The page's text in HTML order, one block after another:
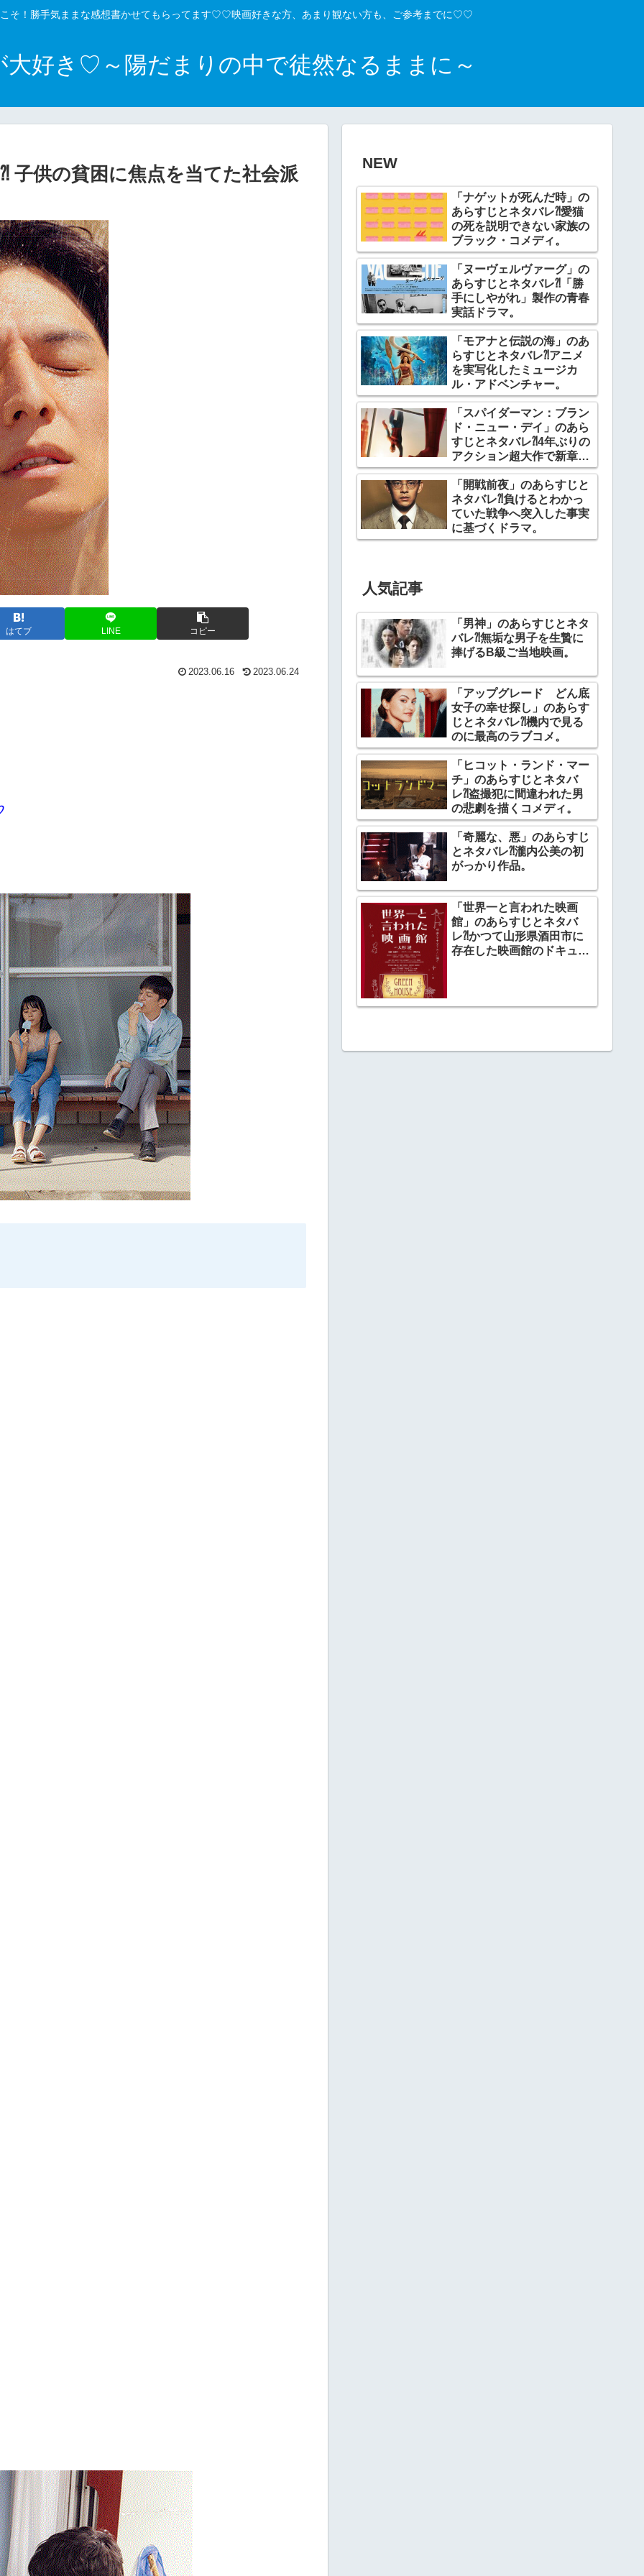
そ！勝手気ままな感想書かせてもらってます♡♡映画好きな方、あまり観ない方も、ご参考までに♡♡
大好き♡～陽だまりの中で徒然なるままに～
子供の貧困に焦点を当てた社会派
はてブ LINE コピー
2023.06.16 2023.06.24
NEW
「ナゲットが死んだ時」の
あらすじとネタバレ⁈愛猫
の死を説明できない家族の
ブラック・コメディ。
「ヌーヴェルヴァーグ」の
あらすじとネタバレ⁈「勝
手にしやがれ」製作の青春
実話ドラマ。
「モアナと伝説の海」のあ
らすじとネタバレ⁈アニメ
を実写化したミュージカ
ル・アドベンチャー。
「スパイダーマン：ブラン
ド・ニュー・デイ」のあら
すじとネタバレ⁈4年ぶりの
アクション超大作で新章開
幕。
「開戦前夜」のあらすじと
ネタバレ⁈負けるとわかっ
ていた戦争へ突入した事実
に基づくドラマ。
人気記事
「男神」のあらすじとネタ
バレ⁈無垢な男子を生贄に
捧げるB級ご当地映画。
「アップグレード どん底
女子の幸せ探し」のあらす
じとネタバレ⁈機内で見る
のに最高のラブコメ。
「ヒコット・ランド・マー
チ」のあらすじとネタバ
レ⁈盗撮犯に間違われた男
の悲劇を描くコメディ。
「奇麗な、悪」のあらすじ
とネタバレ⁈瀧内公美の初
がっかり作品。
「世界一と言われた映画
館」のあらすじとネタバ
レ⁈かつて山形県酒田市に
存在した映画館のドキュメ